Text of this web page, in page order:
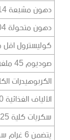
دهون مشبعة 14 غرام 70%
دهون متحولة 0.04 غرام
كوليسترول اقل من 5
صوديوم 45 ملغرام 2%
الكربوهيدرات الكلية 26
الألياف الغذائية 0غرام 0%
سكريات كلية 25 غرام
يتضمن 6 غرام سكر مضاف 12%